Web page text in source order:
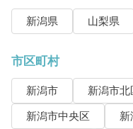
新潟県 山梨県
市区町村
新潟市 新潟市北
新潟市中央区
新